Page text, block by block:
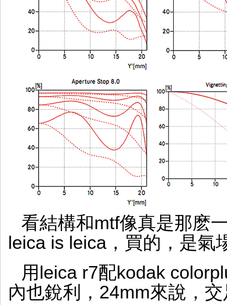
看結構和mtf像真是那麽
leica is leica，買的，是氣
用leica r7配kodak
內也銳利，24mm來說，